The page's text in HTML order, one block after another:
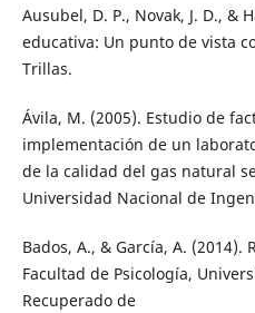
Ausubel, D. P., Novak, J. D., &
educativa: Un punto de vista
Trillas.
Ávila, M. (2005). Estudio de
implementación de un
de la calidad del gas natural
Universidad Nacional de
Bados, A., & García, A. (2014).
Facultad de Psicología,
Recuperado de